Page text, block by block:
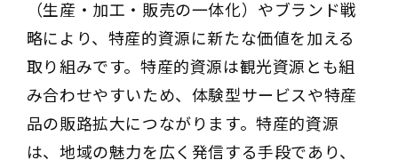
（生産・加工・販売の一体化）やブランド戦
略により、特産的資源に新たな価値を加える
取り組みです。特産的資源は観光資源とも組
み合わせやすいため、体験型サービスや特産
品の販路拡大につながります。特産的資源
は、地域の魅力を広く発信する手段であり、